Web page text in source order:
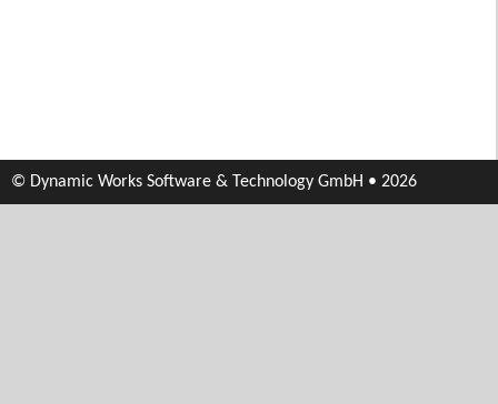
© Dynamic Works Software & Technology GmbH • 2026